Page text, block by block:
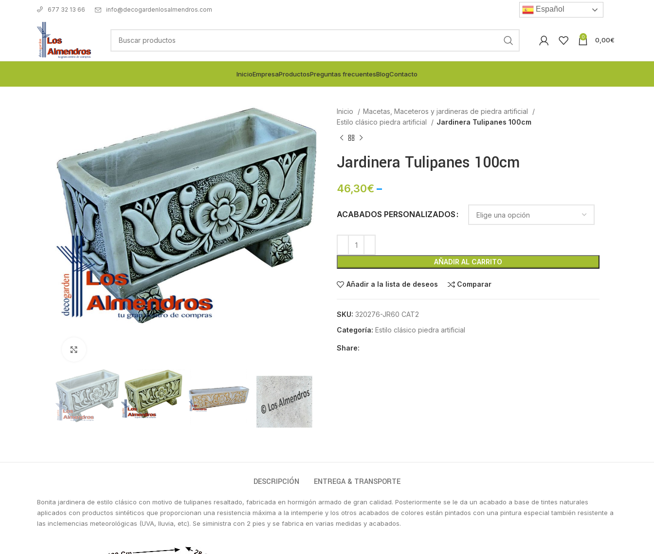
677 32 13 66 info@decogardenlosalmendros.com Español
0 0,00€
InicioEmpresaProductosPreguntas frecuentesBlogContacto
Inicio
Macetas, Maceteros y jardineras de piedra artificial
Estilo clásico piedra artificial
Jardinera Tulipanes 100cm
Jardinera Tulipanes 100cm
46,30€ –
ACABADOS PERSONALIZADOS
AÑADIR AL CARRITO
Añadir a la lista de deseos Comparar
SKU: 320276-JR60 CAT2
Categoría: Estilo clásico piedra artificial
Share:
DESCRIPCIÓN ENTREGA & TRANSPORTE
Bonita jardinera de estilo clásico con motivo de tulipanes resaltado, fabricada en hormigón armado de gran calidad. Posteriormente se le da un acabado a base de tintes naturales
aplicados con productos sintéticos que proporcionan una resistencia máxima a la intemperie y los otros acabados de colores están pintados con una pintura especial también resistente a
las inclemencias meteorológicas (UVA, lluvia, etc). Se siministra con 2 pies y se fabrica en varias medidas y acabados.